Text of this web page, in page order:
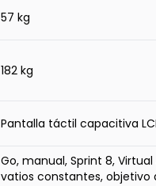
57 kg
182 kg
Pantalla táctil capacitiva
Go, manual, Sprint 8,
vatios constantes, objetivo